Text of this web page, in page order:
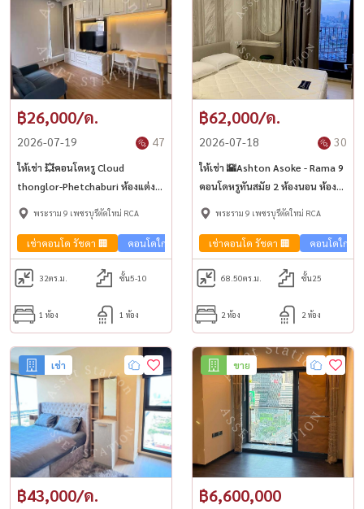
฿26,000/ด.
2026-07-19 47
ให้เช่า 💥คอนโดหรู Cloud
thonglor-Phetchaburi ห้องแต่ง
โมเดิร์น เฟอร์ครบครัน พร้อมเข้าอยู่
พระราม 9 เพชรบุรีตัดใหม่ RCA
เช่าคอนโด รัชดา 🏢 คอนโดใกล้รถไฟฟ้า🚈
32ตร.ม. ชั้น5-10
1 ห้อง 1 ห้อง
฿62,000/ด.
2026-07-18 30
ให้เช่า 🌇Ashton Asoke - Rama 9
คอนโดหรูทันสมัย 2 ห้องนอน ห้อง
สวยเฟอร์ครบ 🚅 ใกล้ MRT พระราม
พระราม 9 เพชรบุรีตัดใหม่ RCA
เช่าคอนโด รัชดา 🏢 คอนโดใกล้ร
68.50ตร.ม. ชั้น25
2 ห้อง 2 ห้อง
เช่า
฿43,000/ด.
ขาย
฿6,600,000